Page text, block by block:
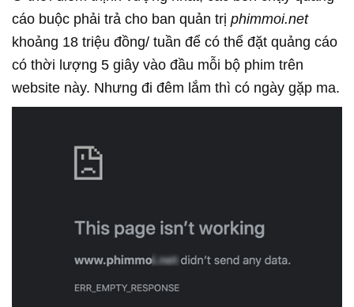
cáo buộc phải trả cho ban quản trị phimmoi.net
khoảng 18 triệu đồng/ tuần để có thể đặt quảng cáo
có thời lượng 5 giây vào đầu mỗi bộ phim trên
website này. Nhưng đi đêm lắm thì có ngày gặp ma.